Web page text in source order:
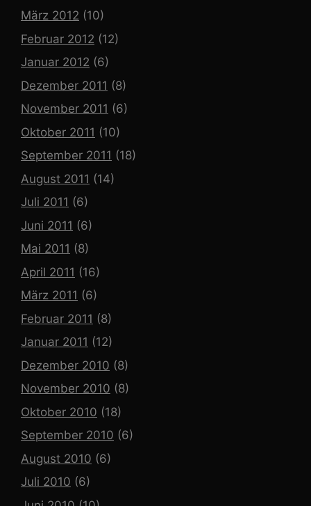
März 2012 (10)
Februar 2012 (12)
Januar 2012 (6)
Dezember 2011 (8)
November 2011 (6)
Oktober 2011 (10)
September 2011 (18)
August 2011 (14)
Juli 2011 (6)
Juni 2011 (6)
Mai 2011 (8)
April 2011 (16)
März 2011 (6)
Februar 2011 (8)
Januar 2011 (12)
Dezember 2010 (8)
November 2010 (8)
Oktober 2010 (18)
September 2010 (6)
August 2010 (6)
Juli 2010 (6)